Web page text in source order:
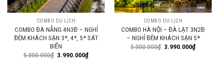
COMBO DU LỊCH
COMBO ĐÀ NẴNG 4N3Đ – NGHỈ
ĐÊM KHÁCH SẠN 3*, 4*, 5* SÁT
BIỂN
5.000.000₫ 3.990.000₫
COMBO DU LỊCH
COMBO HÀ NỘI – ĐÀ LẠT 3N2Đ
– NGHỈ ĐÊM KHÁCH SẠN 5*
5.000.000₫ 3.990.000₫